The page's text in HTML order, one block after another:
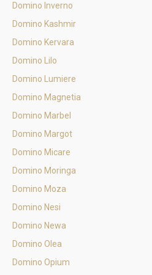
Domino Inverno
Domino Kashmir
Domino Kervara
Domino Lilo
Domino Lumiere
Domino Magnetia
Domino Marbel
Domino Margot
Domino Micare
Domino Moringa
Domino Moza
Domino Nesi
Domino Newa
Domino Olea
Domino Opium